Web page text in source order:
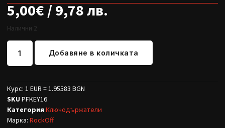
5,00€ / 9,78 лв.
Налични 2
Добавяне в количката
Курс: 1 EUR = 1.95583 BGN
SKU PFKEY16
Категория Ключодържатели
Марка: RockOff